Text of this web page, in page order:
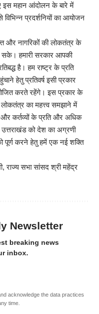
इस महान आंदोलन के बारे में
प्रदर्शनियों का आयोजन
और नागरिकों की लोकतंत्र के
हमारी सरकार आपकी
है। हम राष्ट्र के प्रति
हेतु प्रतिवर्ष इसी प्रकार
करते रहेंगे। इस प्रकार के
का महत्त्व समझाने में
और कर्तव्यों के प्रति और अधिक
उत्तराखंड को देश का अग्रणी
पूर्ण करने हेतु हमें एक नई शक्ति
राज्य सभा सांसद श्री महेंद्र
Newsletter
breaking news
inbox.
acknowledge the data practices
time.